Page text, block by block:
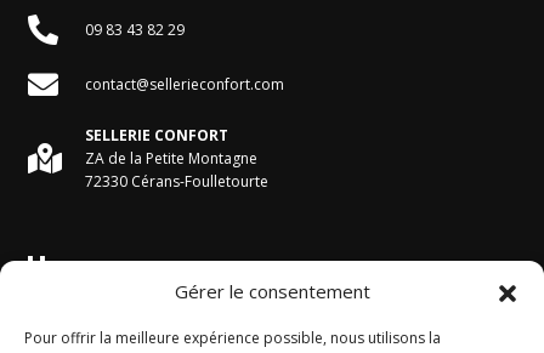
Gérer le consentement
Pour offrir la meilleure expérience possible, nous utilisons la
 09 83 43 82 29
 contact@sellerieconfort.com

SELLERIE CONFORT
ZA de la Petite Montagne
72330 Cérans-Foulletourte
Horaires du magasin
Du Lundi au Vendredi :